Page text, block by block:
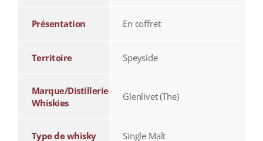
Présentation En coffret
Territoire Speyside
Marque/Distillerie
Whiskies
Glenlivet (The)
Type de whisky Single Malt